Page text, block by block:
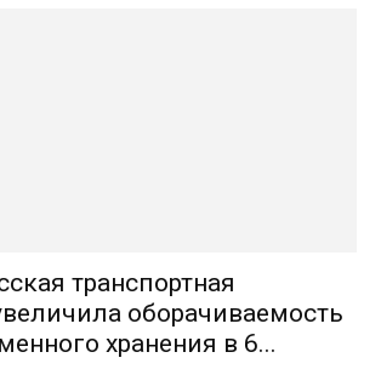
транспортная
оборачиваемость
хранения в 6...